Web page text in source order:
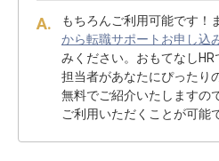
もちろんご利用可能です！
から転職サポートお申し込
みください。おもてなし
担当者があなたにぴったり
無料でご紹介いたしますの
ご利用いただくことが可能